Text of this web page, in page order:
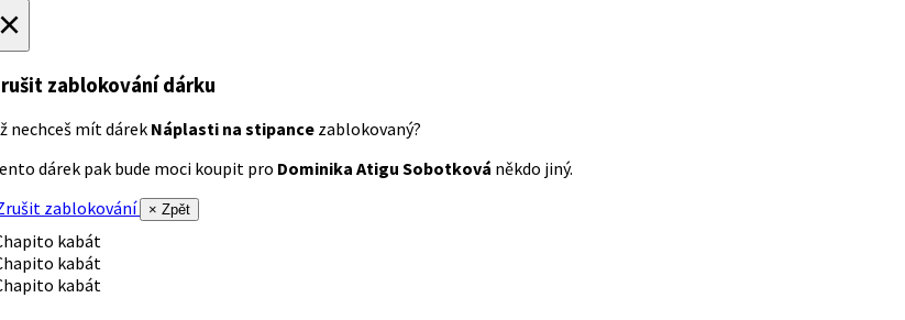
zablokování dárku
nechceš mít dárek Náplasti na stipance zablokovaný?
dárek pak bude moci koupit pro Dominika Atigu Sobotková někdo jiný.
zablokování
× Zpět